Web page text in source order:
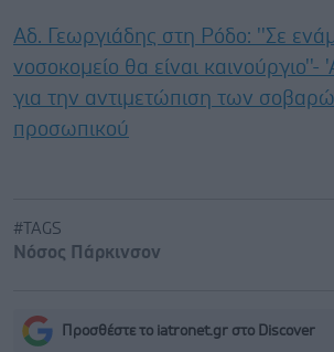
Αδ. Γεωργιάδης στη Ρόδο: ''Σε
νοσοκομείο θα είναι καινούργιο''-
για την αντιμετώπιση των
προσωπικού
#TAGS
Νόσος Πάρκινσον
Προσθέστε το iatronet.gr στο Discover